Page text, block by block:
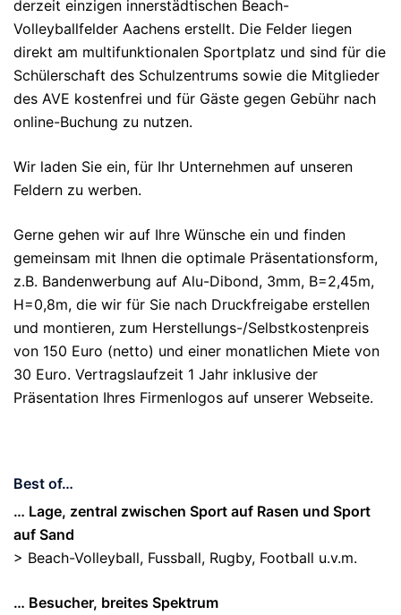
derzeit einzigen innerstädtischen Beach-
Volleyballfelder Aachens erstellt. Die Felder liegen
direkt am multifunktionalen Sportplatz und sind für die
Schülerschaft des Schulzentrums sowie die Mitglieder
des AVE kostenfrei und für Gäste gegen Gebühr nach
online-Buchung zu nutzen.
Wir laden Sie ein, für Ihr Unternehmen auf unseren
Feldern zu werben.
Gerne gehen wir auf Ihre Wünsche ein und finden
gemeinsam mit Ihnen die optimale Präsentationsform,
z.B. Bandenwerbung auf Alu-Dibond, 3mm, B=2,45m,
H=0,8m, die wir für Sie nach Druckfreigabe erstellen
und montieren, zum Herstellungs-/Selbstkostenpreis
von 150 Euro (netto) und einer monatlichen Miete von
30 Euro. Vertragslaufzeit 1 Jahr inklusive der
Präsentation Ihres Firmenlogos auf unserer Webseite.
Best of…
… Lage, zentral zwischen Sport auf Rasen und Sport
auf Sand
> Beach-Volleyball, Fussball, Rugby, Football u.v.m.
… Besucher, breites Spektrum